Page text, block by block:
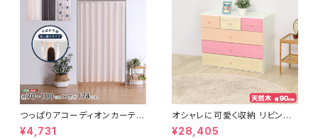
つっぱりアコーディオンカーテ
ン 100×174cm SH-16-TA
DC
¥4,731
オシャレに可愛く収納 リビング
用ローチェスト 4段 幅90cm
天然木（桐）日本製｜petora-
¥28,405